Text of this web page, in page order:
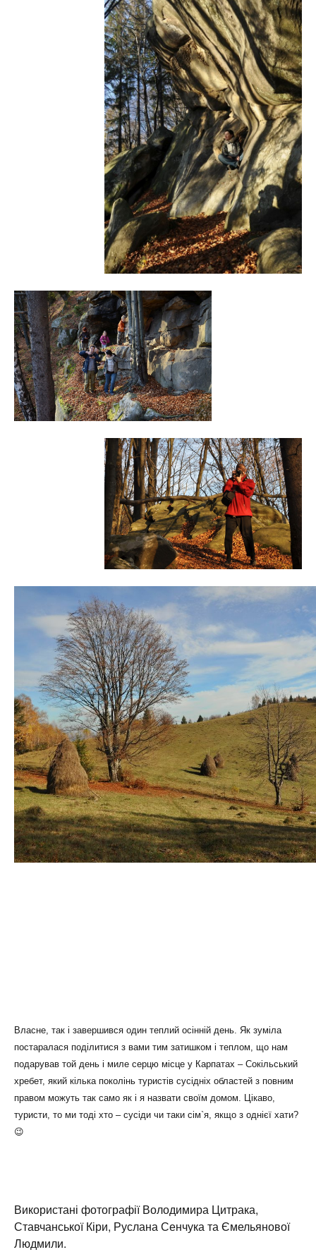
Власне, так і завершився один теплий осінній день. Як зуміла
постаралася поділитися з вами тим затишком і теплом, що нам
подарував той день і миле серцю місце у Карпатах – Сокільський
хребет, який кілька поколінь туристів сусідніх областей з повним
правом можуть так само як і я назвати своїм домом. Цікаво,
туристи, то ми тоді хто – сусіди чи таки сім`я, якщо з однієї хати?
😉
Використані фотографії Володимира Цитрака,
Ставчанської Кіри, Руслана Сенчука та Ємельянової
Людмили.